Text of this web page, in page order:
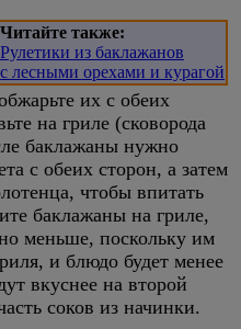
Читайте также:
Рулетики из баклажанов
с лесными орехами и курагой
их с обеих
на гриле (сковорода
баклажаны нужно
с обеих сторон, а затем
чтобы впитать
баклажаны на гриле,
меньше, поскольку им
и блюдо будет менее
вкуснее на второй
соков из начинки.